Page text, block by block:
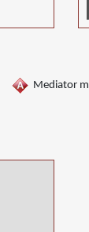
Mediator